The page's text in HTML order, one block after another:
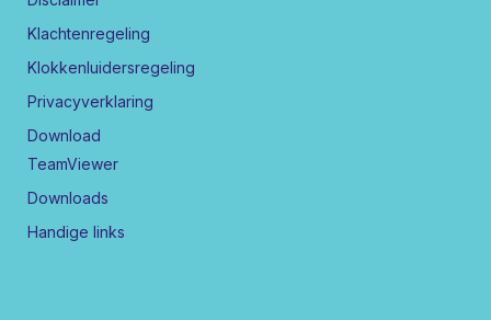
Klachtenregeling
Klokkenluidersregeling
Privacyverklaring
Download
TeamViewer
Downloads
Handige links